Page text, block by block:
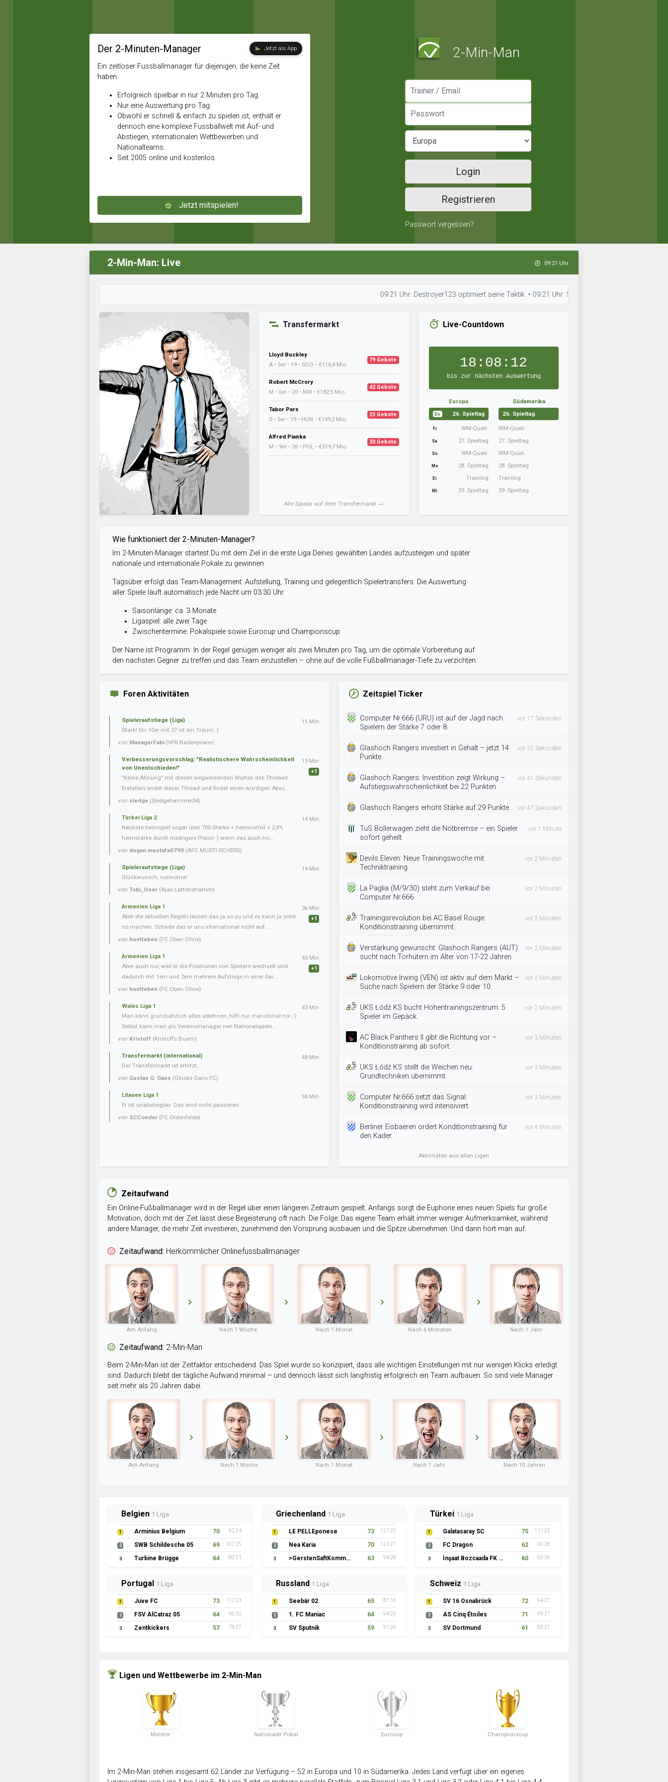
Der 2-Minuten-Manager Jetzt als App
Ein zeitloser Fussballmanager für diejenigen, die keine Zeit
haben.
Erfolgreich spielbar in nur 2 Minuten pro Tag.
Nur eine Auswertung pro Tag.
Obwohl er schnell & einfach zu spielen ist, enthält er
dennoch eine komplexe Fussballwelt mit Auf- und
Abstiegen, internationalen Wettbewerben und
Nationalteams.
Seit 2005 online und kostenlos.
Jetzt mitspielen!
2-Min-Man
Login
Registrieren
Passwort vergessen?
2-Min-Man: Live 09:21 Uhr
09:21 Uhr: Destroyer123 optimiert seine Taktik. • 09:21 Uhr: SK Sawodski trainiert intensiv. •
Transfermarkt
Lloyd Buckley
A • 5er • 19 • SCO • €116,4 Mio
79 Gebote
Robert McCrory
M • 6er • 20 • NIR • €182,5 Mio
42 Gebote
Tabor Pars
S • 5er • 19 • HUN • €149,2 Mio
23 Gebote
Alfred Pianka
M • 9er • 26 • POL • €519,7 Mio
20 Gebote
Alle Spieler auf dem Transfermarkt →
Live-Countdown
18:08:12
bis zur nächsten Auswertung
Europa
Do 26. Spieltag
Fr WM-Quali.
Sa 27. Spieltag
So WM-Quali.
Mo 28. Spieltag
Di Training
Mi 29. Spieltag
Südamerika
26. Spieltag
WM-Quali.
27. Spieltag
WM-Quali.
28. Spieltag
Training
29. Spieltag
Wie funktioniert der 2-Minuten-Manager?
Im 2-Minuten-Manager startest Du mit dem Ziel in die erste Liga Deines gewählten Landes aufzusteigen und später
nationale und internationale Pokale zu gewinnen.
Tagsüber erfolgt das Team-Management: Aufstellung, Training und gelegentlich Spielertransfers. Die Auswertung
aller Spiele läuft automatisch jede Nacht um 03:30 Uhr.
Saisonlänge: ca. 3 Monate
Ligaspiel: alle zwei Tage
Zwischentermine: Pokalspiele sowie Eurocup und Championscup
Der Name ist Programm: In der Regel genügen weniger als zwei Minuten pro Tag, um die optimale Vorbereitung auf
den nächsten Gegner zu treffen und das Team einzustellen – ohne auf die volle Fußballmanager-Tiefe zu verzichten.
Foren Aktivitäten
Spieleraufstiege (Liga)
Stark! Ein 10er mit 27 ist ein Traum :)
von ManagerFabi (VFR Badenpower)
11 Min
Verbesserungsvorschlag: "Realistischere Wahrscheinlichkeit
von Unentschieden!"
"Keine Ahnung" mit diesen wegweisenden Worten des Threaed-
Erstellers endet dieser Thread und findet einen würdigen Absc...
von sledge (Sledgehammer04)
13 Min
+1
Türkei Liga 2
Nächste heimspiel sogar über 700 Stärke + heimvorteil + 2,4%
heimstärke durch niedrigere Preise :) wenn das auch nic...
von dogan.mustafa0790 (AFC MUSTI ROVERS)
14 Min
Spieleraufstiege (Liga)
Glückwunsch, vurinoma!
von Tobi_Oner (Ajax Lattenstramm)
19 Min
Armenien Liga 1
Aber die aktuellen Regeln lassen das ja so zu und es kann ja jeder
so machen. Schade das er uns international nicht auf ...
von huetteben (FC Oben Ohne)
36 Min
+1
Armenien Liga 1
Aber auch nur, weil er die Positionen von Spielern wechselt und
dadurch mit 1ern und 2ern mehrere Aufstiege in einer Sai...
von huetteben (FC Oben Ohne)
40 Min
+1
Wales Liga 1
Man kann grundsätzlich alles ablehnen, hilft nur manchmal nix ;-)
Selbst kann man als Vereinsmanager nen Nationalspiele...
von Kristoff (Kristoffs Buam)
43 Min
Transfermarkt (international)
Der Transfermarkt ist erhitzt...
von Gustav G. Gans (Glücks Gans FC)
48 Min
Litauen Liga 1
Er ist unabsteigbar. Das wird nicht passieren.
von SCCondor (FC Oldenfelde)
58 Min
Zeitspiel Ticker
Computer Nr.666 (URU) ist auf der Jagd nach
Spielern der Stärke 7 oder 8.
vor 17 Sekunden
Glashoch Rangers investiert in Gehalt – jetzt 14
Punkte.
vor 32 Sekunden
Glashoch Rangers: Investition zeigt Wirkung –
Aufstiegswahrscheinlichkeit bei 22 Punkten.
vor 41 Sekunden
Glashoch Rangers erhöht Stärke auf 29 Punkte. vor 47 Sekunden
TuS Bollerwagen zieht die Notbremse – ein Spieler
sofort geheilt.
vor 1 Minute
Devils Eleven: Neue Trainingswoche mit
Techniktraining.
vor 2 Minuten
La Paglia (M/9/30) steht zum Verkauf bei
Computer Nr.666.
vor 2 Minuten
Trainingsrevolution bei AC Basel Rouge:
Konditionstraining übernimmt.
vor 2 Minuten
Verstärkung gewünscht: Glashoch Rangers (AUT)
sucht nach Torhütern im Alter von 17-22 Jahren.
vor 2 Minuten
Lokomotive Irwing (VEN) ist aktiv auf dem Markt –
Suche nach Spielern der Stärke 9 oder 10.
vor 2 Minuten
UKS Łódź KS bucht Höhentrainingszentrum: 5
Spieler im Gepäck.
vor 2 Minuten
AC Black Panthers II gibt die Richtung vor –
Konditionstraining ab sofort.
vor 3 Minuten
UKS Łódź KS stellt die Weichen neu:
Grundtechniken übernimmt.
vor 3 Minuten
Computer Nr.666 setzt das Signal:
Konditionstraining wird intensiviert.
vor 3 Minuten
Berliner Eisbaeren ordert Konditionstraining für
den Kader.
vor 4 Minuten
Aktivitäten aus allen Ligen
Zeitaufwand
Ein Online-Fußballmanager wird in der Regel über einen längeren Zeitraum gespielt. Anfangs sorgt die Euphorie eines neuen Spiels für große
Motivation, doch mit der Zeit lässt diese Begeisterung oft nach. Die Folge: Das eigene Team erhält immer weniger Aufmerksamkeit, während
andere Manager, die mehr Zeit investieren, zunehmend den Vorsprung ausbauen und die Spitze übernehmen. Und dann hört man auf.
Zeitaufwand: Herkömmlicher Onlinefussballmanager
Am Anfang Nach 1 Woche Nach 1 Monat Nach 6 Monaten Nach 1 Jahr
Zeitaufwand: 2-Min-Man
Beim 2-Min-Man ist der Zeitfaktor entscheidend. Das Spiel wurde so konzipiert, dass alle wichtigen Einstellungen mit nur wenigen Klicks erledigt
sind. Dadurch bleibt der tägliche Aufwand minimal – und dennoch lässt sich langfristig erfolgreich ein Team aufbauen. So sind viele Manager
seit mehr als 20 Jahren dabei.
Am Anfang Nach 1 Woche Nach 1 Monat Nach 1 Jahr Nach 10 Jahren
Belgien 1.Liga
1 Arminius Belgium 70 92:24
2 SWB Schildesche 05 69 107:25
3 Turbine Brügge 64 80:21
Griechenland 1.Liga
1 LE PELLEponese 73 127:22
2 Nea Karia 70 123:27
3 >GerstenSaftKommando 63 94:28
Türkei 1.Liga
1 Galatasaray SC 75 117:22
2 FC Dragon 62 90:28
3 İnşaat Bozcaada FK 1957 60 92:36
Portugal 1.Liga
1 Juve FC 73 112:23
2 FSV AlCatraz 05 64 96:32
3 Zentkickers 57 78:37
Russland 1.Liga
1 Seebär 02 65 87:16
2 1. FC Maniac 64 94:25
3 SV Sputnik 59 91:26
Schweiz 1.Liga
1 SV 16 Osnabrück 72 94:21
2 AS Cinq Étoiles 71 99:21
3 SV Dortmund 61 85:27
Ligen und Wettbewerbe im 2-Min-Man
Meister Nationaler Pokal Eurocup Championscup
Im 2-Min-Man stehen insgesamt 62 Länder zur Verfügung – 52 in Europa und 10 in Südamerika. Jedes Land verfügt über ein eigenes